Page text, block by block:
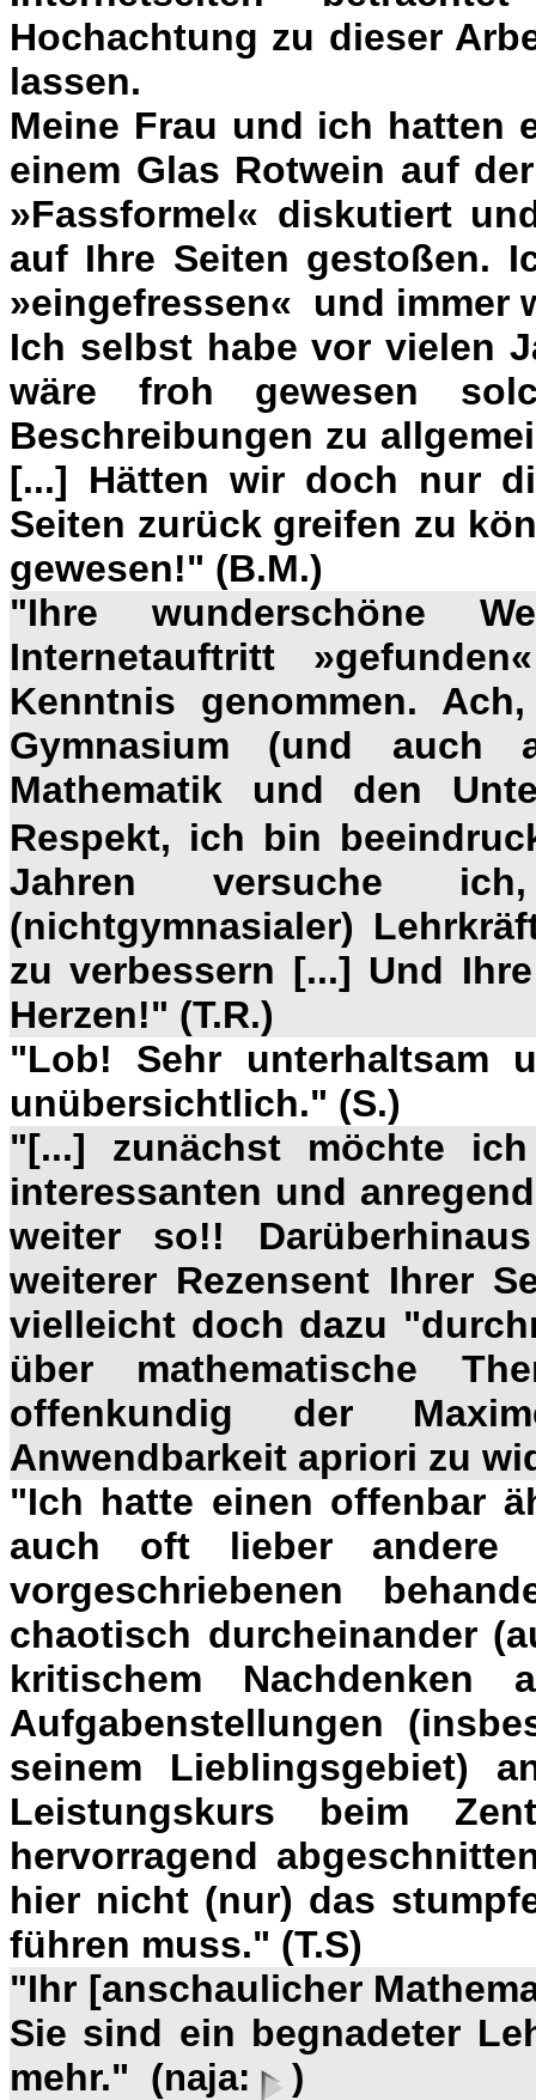
Hochachtung zu dieser
lassen.
Meine Frau und ich hatten
einem Glas Rotwein auf
»Fassformel« diskutiert
auf Ihre Seiten gestoßen.
»eingefressen« und immer
Ich selbst habe vor vielen
wäre froh gewesen
Beschreibungen zu
[...] Hätten wir doch nur
Seiten zurück greifen zu
gewesen!" (B.M.)
"Ihre wunderschöne
Internetauftritt »gefunden«
Kenntnis genommen.
Gymnasium (und auch
Mathematik und den
Respekt, ich bin
Jahren versuche
(nichtgymnasialer)
zu verbessern [...] Und
Herzen!" (T.R.)
"Lob! Sehr unterhaltsam
unübersichtlich." (S.)
"[...] zunächst möchte
interessanten und
weiter so!!
weiterer Rezensent Ihrer
vielleicht doch dazu
über mathematische
offenkundig der
Anwendbarkeit apriori zu
"Ich hatte einen offenbar
auch oft lieber andere
vorgeschriebenen
chaotisch durcheinander
kritischem Nachdenken
Aufgabenstellungen
seinem Lieblingsgebiet)
Leistungskurs beim
hervorragend
hier nicht (nur) das
führen muss." (T.S)
"Ihr [anschaulicher
Sie sind ein begnadeter
mehr." (naja: )